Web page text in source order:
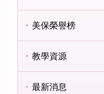
美保榮譽榜
教學資源
最新消息